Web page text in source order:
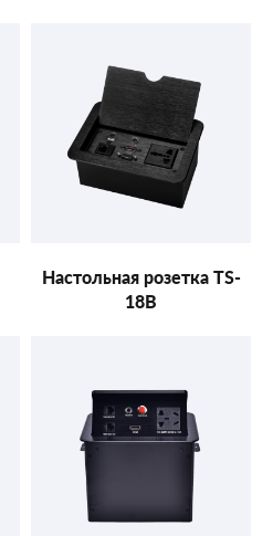
Настольная розетка TS-
18B